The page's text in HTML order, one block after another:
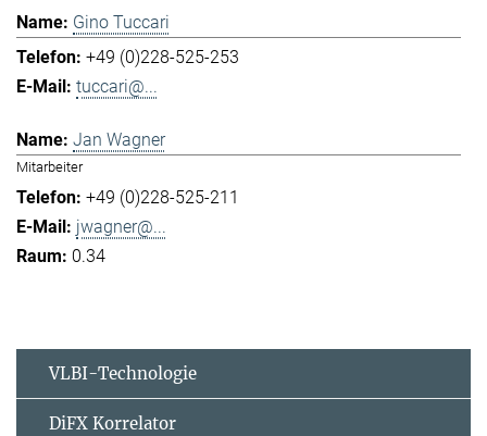
Gino Tuccari
+49 (0)228-525-253
tuccari@...
Jan Wagner
Mitarbeiter
+49 (0)228-525-211
jwagner@...
0.34
VLBI-Technologie
DiFX Korrelator